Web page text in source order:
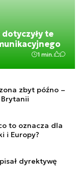
dotyczyły te
1 min.
zbyt późno –
to oznacza dla
i Europy?
dyrektywę